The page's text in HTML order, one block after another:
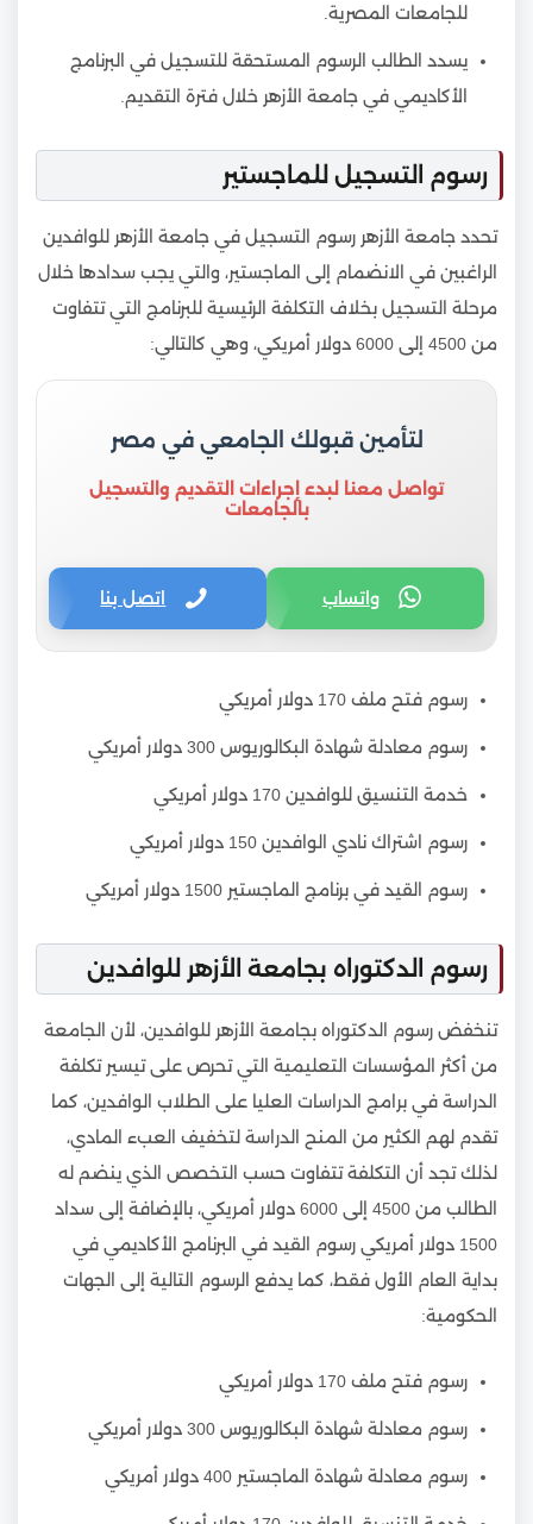
للجامعات المصرية.
يسدد الطالب الرسوم المستحقة للتسجيل في البرنامج
الأكاديمي في جامعة الأزهر خلال فترة التقديم.
رسوم التسجيل للماجستير
تحدد جامعة الأزهر رسوم التسجيل في جامعة الأزهر للوافدين
الراغبين في الانضمام إلى الماجستير، والتي يجب سدادها خلال
مرحلة التسجيل بخلاف التكلفة الرئيسية للبرنامج التي تتفاوت
من 4500 إلى 6000 دولار أمريكي، وهي كالتالي:
لتأمين قبولك الجامعي في مصر
تواصل معنا لبدء إجراءات التقديم والتسجيل
بالجامعات
واتساب اتصل بنا
رسوم فتح ملف 170 دولار أمريكي
رسوم معادلة شهادة البكالوريوس 300 دولار أمريكي
خدمة التنسيق للوافدين 170 دولار أمريكي
رسوم اشتراك نادي الوافدين 150 دولار أمريكي
رسوم القيد في برنامج الماجستير 1500 دولار أمريكي
رسوم الدكتوراه بجامعة الأزهر للوافدين
تنخفض رسوم الدكتوراه بجامعة الأزهر للوافدين، لأن الجامعة
من أكثر المؤسسات التعليمية التي تحرص على تيسير تكلفة
الدراسة في برامج الدراسات العليا على الطلاب الوافدين، كما
تقدم لهم الكثير من المنح الدراسة لتخفيف العبء المادي،
لذلك تجد أن التكلفة تتفاوت حسب التخصص الذي ينضم له
الطالب من 4500 إلى 6000 دولار أمريكي، بالإضافة إلى سداد
1500 دولار أمريكي رسوم القيد في البرنامج الأكاديمي في
بداية العام الأول فقط، كما يدفع الرسوم التالية إلى الجهات
الحكومية:
رسوم فتح ملف 170 دولار أمريكي
رسوم معادلة شهادة البكالوريوس 300 دولار أمريكي
رسوم معادلة شهادة الماجستير 400 دولار أمريكي